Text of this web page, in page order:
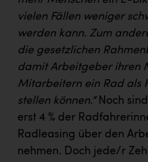
vielen Fällen weniger
werden kann. Zum
die gesetzlichen
damit Arbeitgeber ihren
Mitarbeitern ein Rad als
stellen können.“ Noch
erst 4 % der
Radleasing über den
nehmen. Doch jede/r